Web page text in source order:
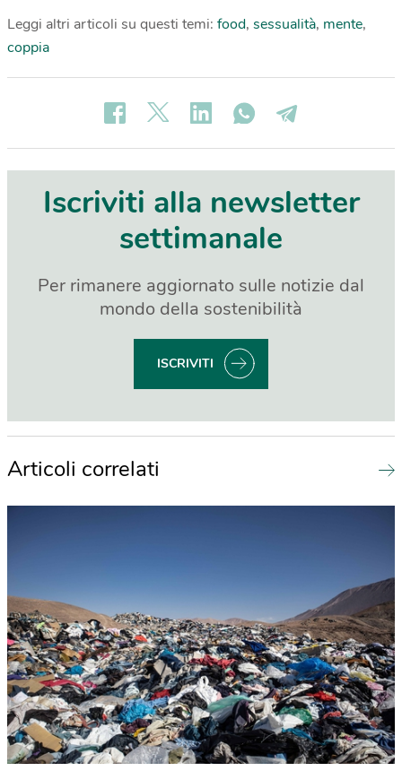
Leggi altri articoli su questi temi: food, sessualità, mente,
coppia
Iscriviti alla newsletter
settimanale
Per rimanere aggiornato sulle notizie dal
mondo della sostenibilità
ISCRIVITI
Articoli correlati